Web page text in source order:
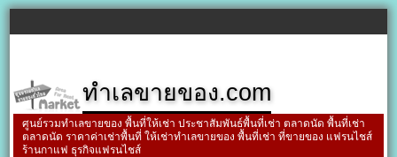
ทำเลขายของ.com
ศูนย์รวมทำเลขายของ พื้นที่ให้เช่า ประชาสัมพันธ์พื้นที่เช่า ตลาดนัด พื้นที่เช่า
ตลาดนัด ราคาค่าเช่าพื้นที่ ให้เช่าทำเลขายของ พื้นที่เช่า ที่ขายของ แฟรนไชส์
ร้านกาแฟ ธุรกิจแฟรนไชส์